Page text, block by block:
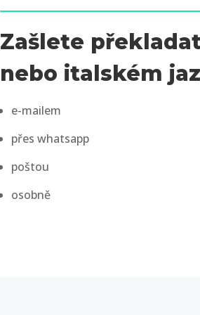
Zašlete
nebo italském
e-mailem
přes whatsapp
poštou
osobně